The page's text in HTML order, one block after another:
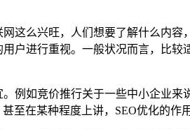
么兴旺，人们想要了解什么内容
户进行重视。一般状况而言，比
例如竞价推行关于一些中小企业
至在某种程度上讲，SEO优化的作